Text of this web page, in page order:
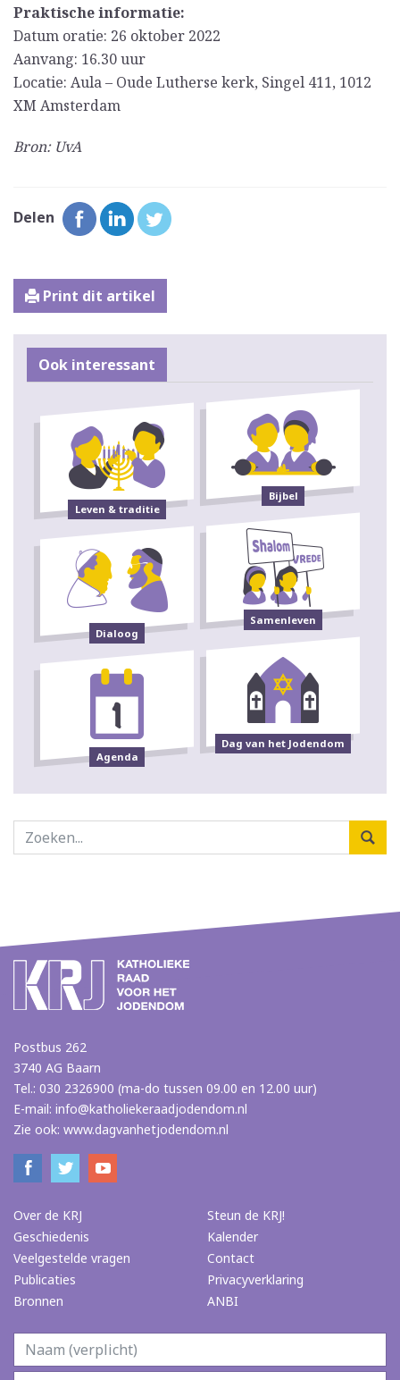
Praktische informatie:
Datum oratie: 26 oktober 2022
Aanvang: 16.30 uur
Locatie: Aula – Oude Lutherse kerk, Singel 411, 1012
XM Amsterdam
Bron: UvA
Delen
Print dit artikel
Ook interessant
Leven & traditie
Bijbel
Dialoog
Samenleven
Agenda
Dag van het Jodendom
Postbus 262
3740 AG Baarn
Tel.: 030 2326900 (ma-do tussen 09.00 en 12.00 uur)
E-mail: info@katholiekeraadjodendom.nl
Zie ook: www.dagvanhetjodendom.nl
Over de KRJ
Geschiedenis
Veelgestelde vragen
Publicaties
Bronnen
Steun de KRJ!
Kalender
Contact
Privacyverklaring
ANBI